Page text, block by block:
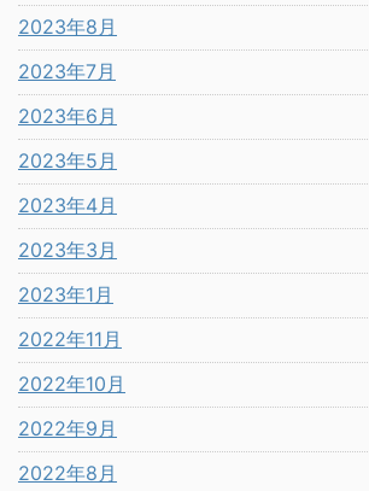
2023年8月
2023年7月
2023年6月
2023年5月
2023年4月
2023年3月
2023年1月
2022年11月
2022年10月
2022年9月
2022年8月